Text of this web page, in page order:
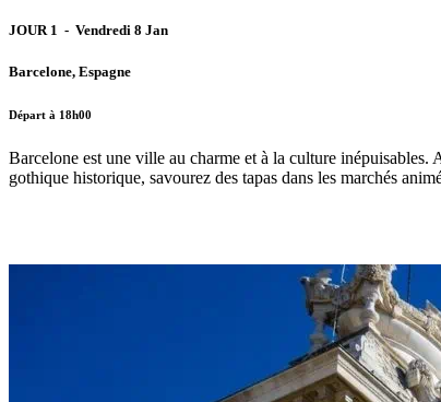
JOUR 1 - Vendredi 8 Jan
Barcelone, Espagne
Départ à 18h00
Barcelone est une ville au charme et à la culture
gothique historique, savourez des tapas dans les marchés